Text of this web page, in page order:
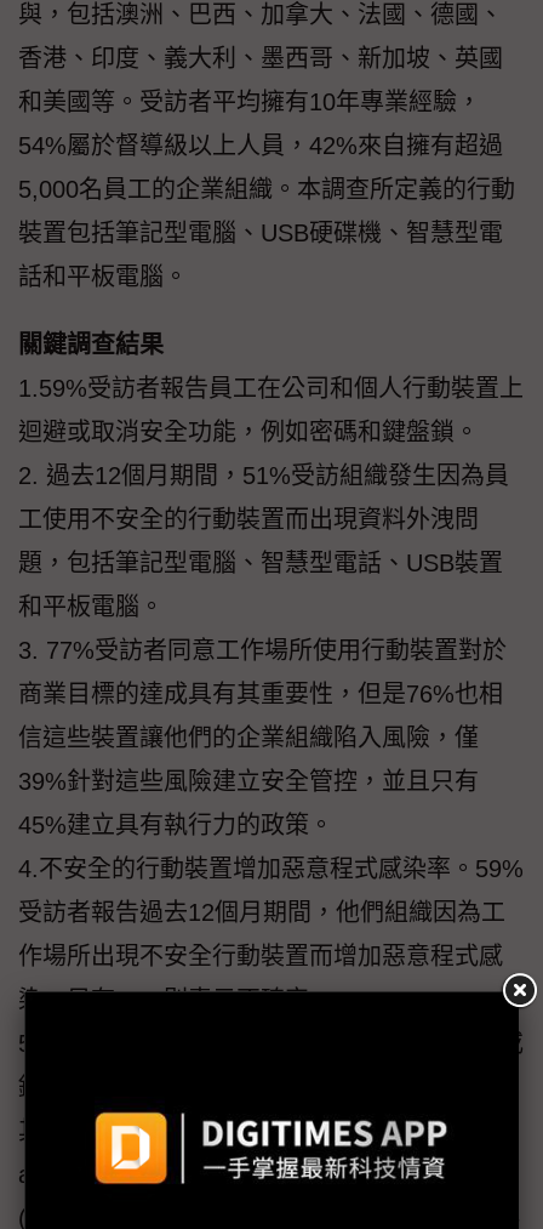
與，包括澳洲、巴西、加拿大、法國、德國、
香港、印度、義大利、墨西哥、新加坡、英國
和美國等。受訪者平均擁有10年專業經驗，
54%屬於督導級以上人員，42%來自擁有超過
5,000名員工的企業組織。本調查所定義的行動
裝置包括筆記型電腦、USB硬碟機、智慧型電
話和平板電腦。
關鍵調查結果
1.59%受訪者報告員工在公司和個人行動裝置上
迴避或取消安全功能，例如密碼和鍵盤鎖。
2. 過去12個月期間，51%受訪組織發生因為員
工使用不安全的行動裝置而出現資料外洩問
題，包括筆記型電腦、智慧型電話、USB裝置
和平板電腦。
3. 77%受訪者同意工作場所使用行動裝置對於
商業目標的達成具有其重要性，但是76%也相
信這些裝置讓他們的企業組織陷入風險，僅
39%針對這些風險建立安全管控，並且只有
45%建立具有執行力的政策。
4.不安全的行動裝置增加惡意程式感染率。59%
受訪者報告過去12個月期間，他們組織因為工
作場所出現不安全行動裝置而增加惡意程式感
染，另有25%則表示不確定。
5.65%受訪者最關切的是員工在工作場所拍照或
錄影，可能是因為擔心機密資訊竊盜或暴露。
其他不被接受的使用例包括下載和使用Internet
app (44%)，以及使用個人電子郵件帳戶
(43%)。42%表示他們的組織不允許將機密資料